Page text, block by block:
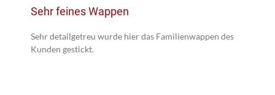
Sehr feines Wappen
Sehr detailgetreu wurde hier das Familienwappen des
Kunden gestickt.